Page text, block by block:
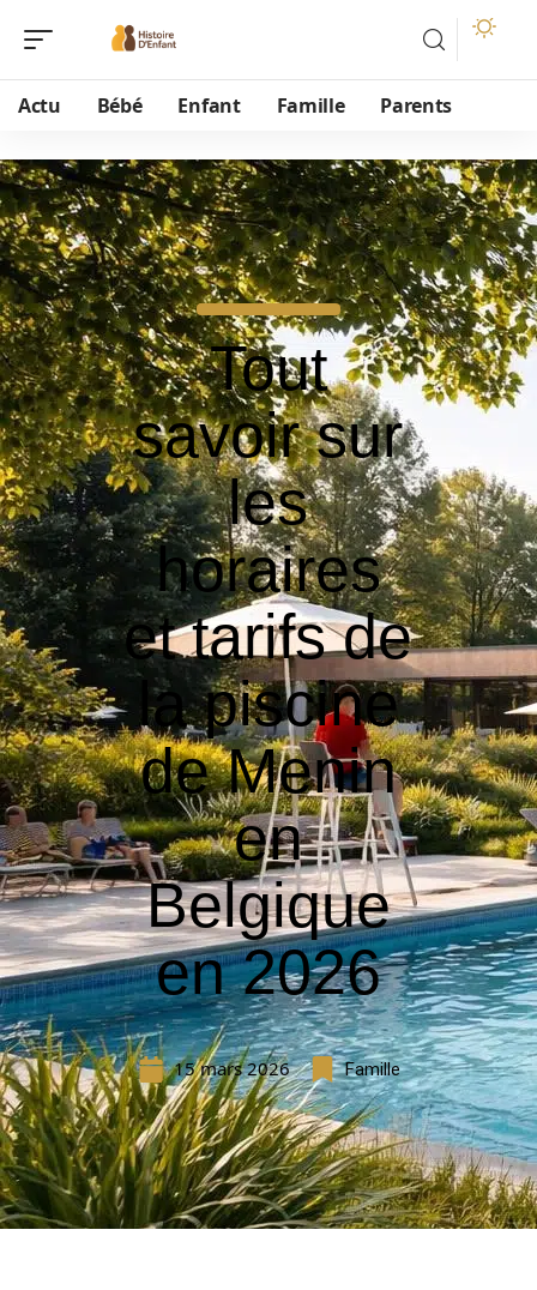
Actu Bébé Enfant Famille Parents
Tout
savoir sur
les
horaires
et tarifs de
la piscine
de Menin
en
Belgique
en 2026
15 mars 2026 Famille